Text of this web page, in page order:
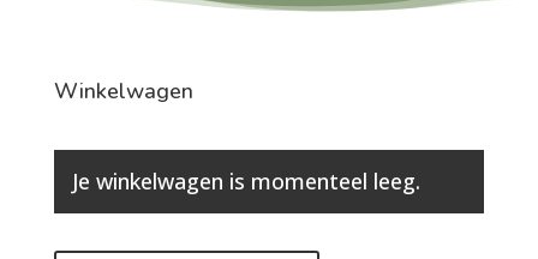
Winkelwagen
Je winkelwagen is momenteel leeg.